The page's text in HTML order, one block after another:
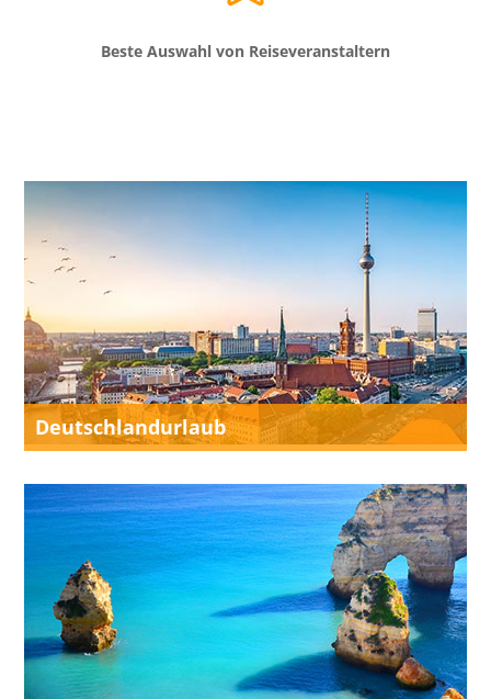
Beste Auswahl von Reiseveranstaltern
Deutschlandurlaub